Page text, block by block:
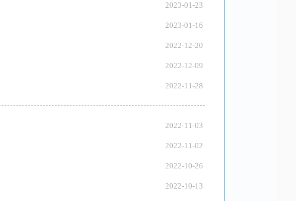
2023-01-23
2023-01-16
2022-12-20
2022-12-09
2022-11-28
2022-11-03
2022-11-02
2022-10-26
2022-10-13